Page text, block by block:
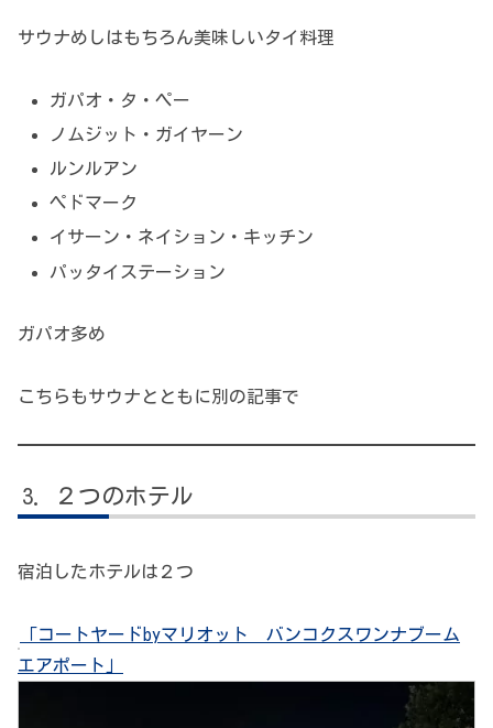
サウナめしはもちろん美味しいタイ料理
ガパオ・タ・ペー
ノムジット・ガイヤーン
ルンルアン
ペドマーク
イサーン・ネイション・キッチン
パッタイステーション
ガパオ多め
こちらもサウナとともに別の記事で
２つのホテル
宿泊したホテルは２つ
「コートヤードbyマリオット バンコクスワンナブーム
エアポート」